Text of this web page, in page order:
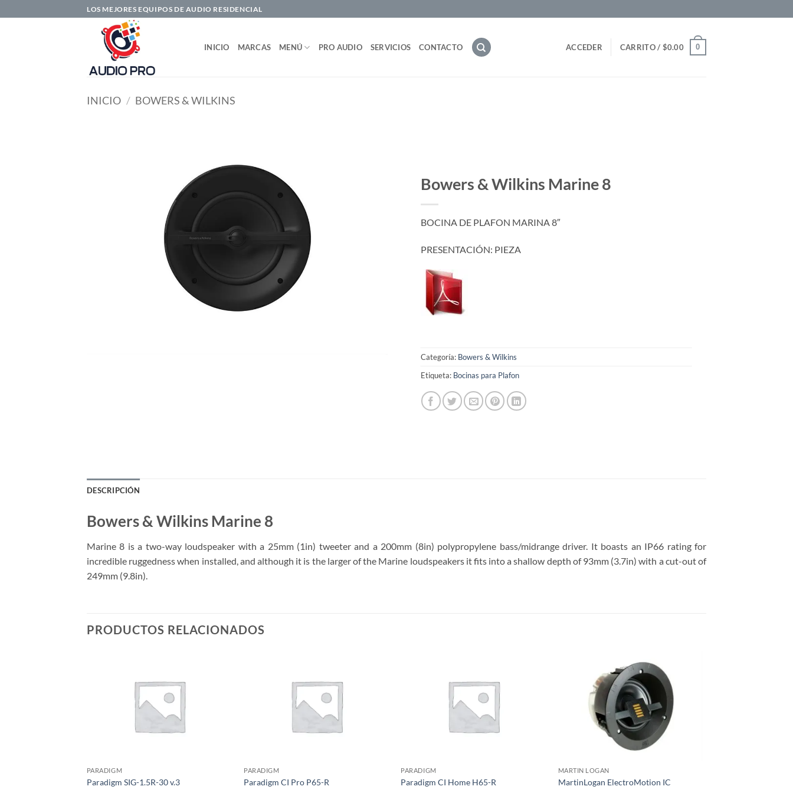
al
LOS MEJORES EQUIPOS DE AUDIO RESIDENCIAL
INICIO MARCAS MENÚ PRO AUDIO SERVICIOS CONTACTO ACCEDER CARRITO / $0.00 0
INICIO / BOWERS & WILKINS
Bowers & Wilkins Marine 8
BOCINA DE PLAFON MARINA 8″
PRESENTACIÓN: PIEZA
Categoría: Bowers & Wilkins
Etiqueta: Bocinas para Plafon
DESCRIPCIÓN
Bowers & Wilkins Marine 8
Marine 8 is a two-way loudspeaker with a 25mm (1in) tweeter and a 200mm (8in) polypropylene bass/midrange driver. It boasts an IP66 rating for
incredible ruggedness when installed, and although it is the larger of the Marine loudspeakers it fits into a shallow depth of 93mm (3.7in) with a cut-out of
249mm (9.8in).
PRODUCTOS RELACIONADOS
PARADIGM
Paradigm SIG-1.5R-30 v.3
PARADIGM
Paradigm CI Pro P65-R
PARADIGM
Paradigm CI Home H65-R
MARTIN LOGAN
MartinLogan ElectroMotion IC